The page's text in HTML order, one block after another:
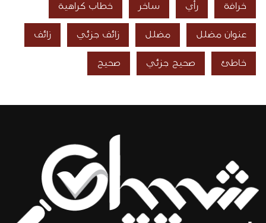
خرافة رأي ساخر خطاب كراهية
عنوان مضلل مضلل زائف جزئي زائف
خاطئ صحيح جزئي صحيح